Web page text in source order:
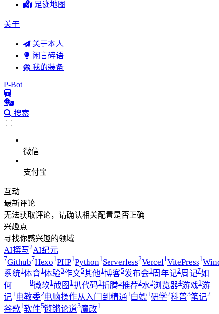
足迹地图
关于
关于本人
闲言碎语
我的装备
P-Bot
搜索
微信
支付宝
互动
最新评论
无法获取评论，请确认相关配置是否正确
兴趣点
寻找你感兴趣的领域
AI撰写2AI纪元
7Github7Hexo1PHP1Python1Serverless2Vercel 1VitePress1
系统1体育1体验3作文5其他1博客5发布会1周年记2周记7如
何____
8微软1截图 1扒代码1折腾5推荐2水3浏览器4游戏1游
记1 电教委2电脑操作从入门到精通1 白嫖1研学2科普3笔记2
谷歌1软件5锵锵论道3魔改1